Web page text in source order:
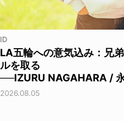
ID
LA五輪への意気込み：兄
ルを取る
──IZURU NAGAHARA /
2026.08.05